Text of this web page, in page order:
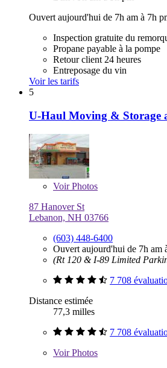
Ouvert aujourd'hui de 7h am à 7h
Inspection gratuite du
Propane payable à la pompe
Retour client 24 heures
Entreposage du vin
Voir les tarifs
5
U-Haul Moving & Storage
VoirPhotos
87 Hanover St
Lebanon, NH 03766
(603) 448-6400
Ouvert aujourd'hui de 7h am
(Rt 120 & I-89 Limited
7 708
Distance estimée
77,3 milles
7 708
VoirPhotos